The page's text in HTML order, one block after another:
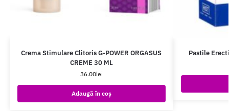
Crema Stimulare Clitoris G-POWER ORGASUS
CREME 30 ML
36.00lei
Adaugă în coș
Pastile